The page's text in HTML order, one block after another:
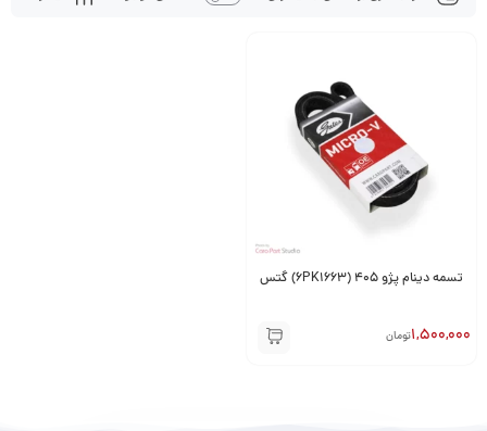
تسمه دینام پژو 405 (6PK1663) گتس
1,500,000تومان